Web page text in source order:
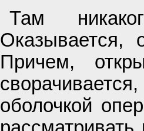
Там
Оказывается,
Причем,
оболочкой